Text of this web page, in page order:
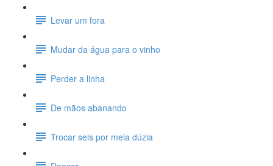
Levar um fora
Mudar da água para o vinho
Perder a linha
De mãos abanando
Trocar seis por meia dúzia